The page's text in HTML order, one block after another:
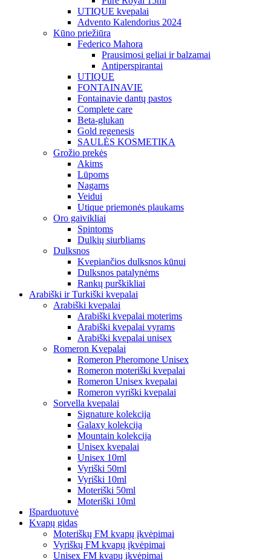
UTIQUE kvepalai
Advento Kalendorius 2024
Kūno priežiūra
Federico Mahora
Prausimosi geliai ir balzamai
Antiperspirantai
UTIQUE
FONTAINAVIE
Fontainavie dantų pastos
Complete care
Beta-glukan
Gold regenesis
SAULĖS KOSMETIKA
Grožio prekės
Akims
Lūpoms
Nagams
Veidui
Utique priemonės plaukams
Oro gaivikliai
Spintoms
Dulkių siurbliams
Dulksnos
Kvepiančios dulksnos kūnui
Dulksnos patalynėms
Rankų purškikliai
Arabiški ir Turkiški kvepalai
Arabiški kvepalai
Arabiški kvepalai moterims
Arabiški kvepalai vyrams
Arabiški kvepalai unisex
Romeron Kvepalai
Romeron Pheromone Unisex
Romeron moteriški kvepalai
Romeron Unisex kvepalai
Romeron vyriški kvepalai
Sorvella kvepalai
Signature kolekcija
Galaxy kolekcija
Mountain kolekcija
Unisex kvepalai
Unisex 10ml
Vyriški 50ml
Vyriški 10ml
Moteriški 50ml
Moteriški 10ml
Išparduotuvė
Kvapų gidas
Moteriškų FM kvapų įkvėpimai
Vyriškų FM kvapų įkvėpimai
Unisex FM kvapų įkvėpimai